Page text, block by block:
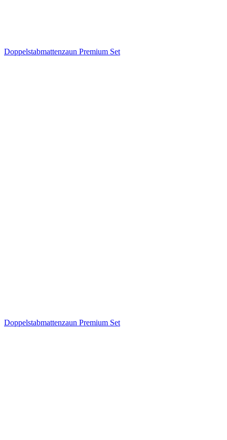
Doppelstabmattenzaun Premium Set
Doppelstabmattenzaun Premium Set